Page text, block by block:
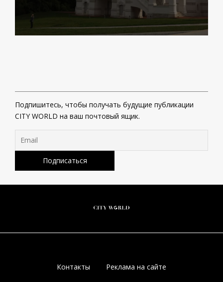
Подпишитесь, чтобы получать будущие публикации
CITY WORLD на ваш почтовый ящик.
Контакты
Реклама на сайте